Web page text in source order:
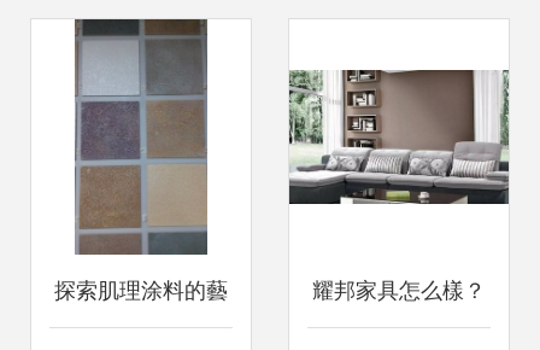
探索肌理涂料的藝 耀邦家具怎么樣？